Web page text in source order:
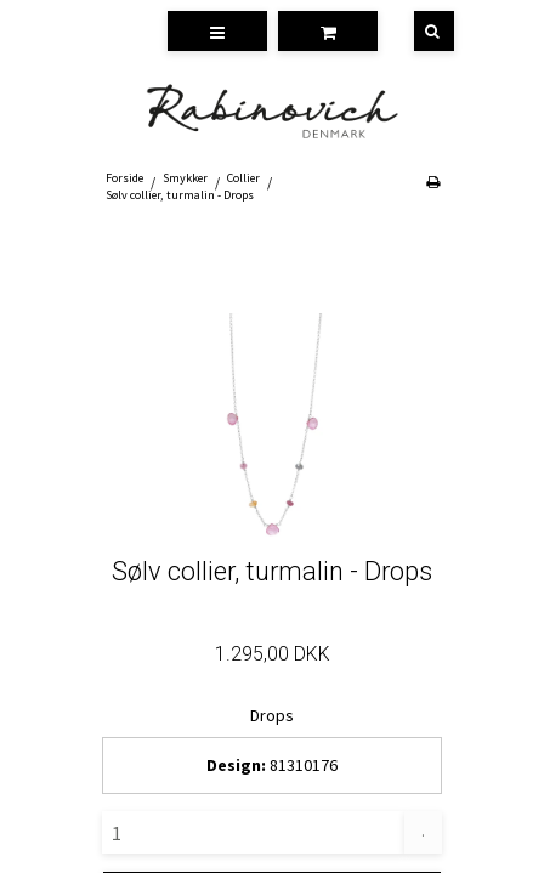
Forside / Smykker / Collier /
Sølv collier, turmalin - Drops
Sølv collier, turmalin - Drops
1.295,00 DKK
Drops
Design: 81310176
.